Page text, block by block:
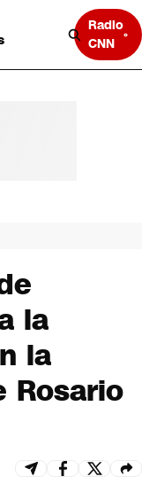
Radio
CNN
la
la
Rosario